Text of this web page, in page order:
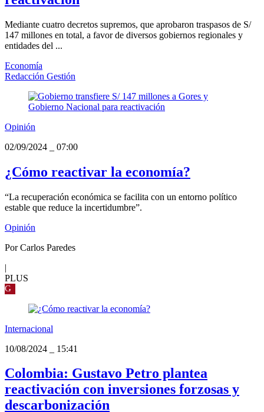
Mediante cuatro decretos supremos, que aprobaron traspasos de S/
147 millones en total, a favor de diversos gobiernos regionales y
entidades del ...
Economía
Redacción Gestión
Opinión
02/09/2024
07:00
¿Cómo reactivar la economía?
“La recuperación económica se facilita con un entorno político
estable que reduce la incertidumbre”.
Opinión
Por Carlos Paredes
|
PLUS
G
Internacional
10/08/2024
15:41
Colombia: Gustavo Petro plantea
reactivación con inversiones forzosas y
descarbonización